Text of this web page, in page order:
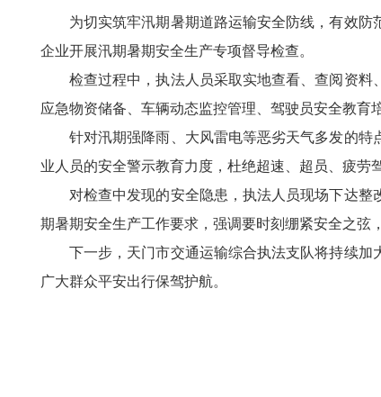
为切实筑牢汛期暑期道路运输安全防线，有效
企业开展汛期暑期安全生产专项督导检查。
检查过程中，执法人员采取实地查看、查阅资
应急物资储备、车辆动态监控管理、驾驶员安全教育
针对汛期强降雨、大风雷电等恶劣天气多发的
业人员的安全警示教育力度，杜绝超速、超员、疲劳
对检查中发现的安全隐患，执法人员现场下达
期暑期安全生产工作要求，强调要时刻绷紧安全之弦
下一步，天门市交通运输综合执法支队将持续
广大群众平安出行保驾护航。